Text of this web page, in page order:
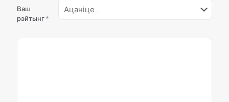
Ваш
рэйтынг*